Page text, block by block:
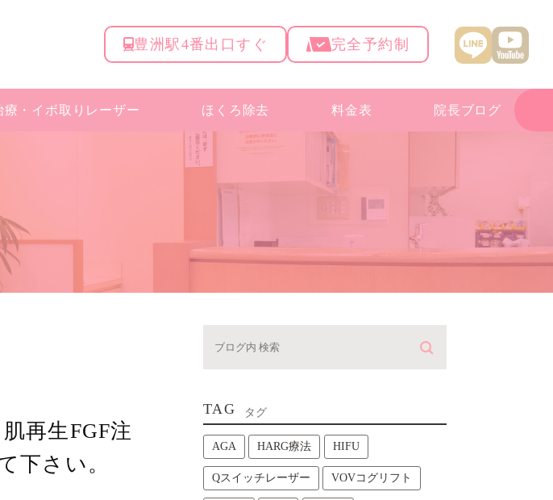
豊洲駅4番出口すぐ 完全予約制
・ イボ取りレーザー ほくろ除去 料金表 院長ブログ
再生FGF注
下さい。
TAG タグ
AGA HARG療法 HIFU
Qスイッチレーザー VOVコグリフト